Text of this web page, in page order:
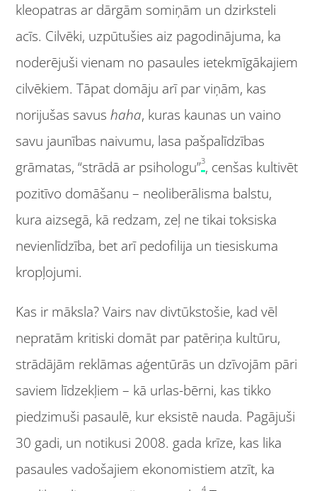
kleopatras ar dārgām somiņām un dzirksteli
acīs. Cilvēki, uzpūtušies aiz pagodinājuma, ka
noderējuši vienam no pasaules ietekmīgākajiem
cilvēkiem. Tāpat domāju arī par viņām, kas
norijušas savushaha, kuras kaunas un vaino
savu jaunības naivumu, lasa pašpalīdzības
grāmatas, “strādā ar psihologu”3, cenšas kultivēt
pozitīvo domāšanu – neoliberālisma balstu,
kura aizsegā, kā redzam, zeļ ne tikai toksiska
nevienlīdzība, bet arī pedofilija un tiesiskuma
kropļojumi.
Kas ir māksla? Vairs nav divtūkstošie, kad vēl
nepratām kritiski domāt par patēriņa kultūru,
strādājām reklāmas aģentūrās un dzīvojām pāri
saviem līdzekļiem – kā urlas-bērni, kas tikko
piedzimuši pasaulē, kur eksistē nauda. Pagājuši
30 gadi, un notikusi 2008. gada krīze, kas lika
pasaules vadošajiem ekonomistiem atzīt, ka
4